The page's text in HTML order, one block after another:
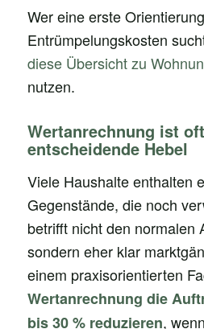
Wer eine erste
Entrümpelungskosten
diese Übersicht zu
nutzen.
Wertanrechnung ist
entscheidende Hebel
Viele Haushalte enthalten
Gegenstände, die noch
betrifft nicht den normalen
sondern eher klar
einem praxisorientierten
Wertanrechnung die
bis 30 % reduzieren,